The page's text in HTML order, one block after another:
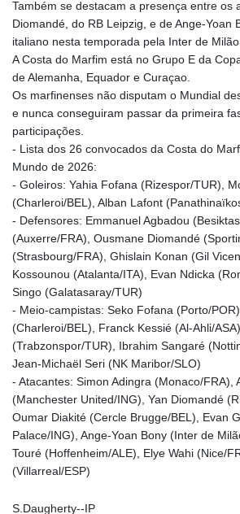
Também se destacam a presença entre os
Diomandé, do RB Leipzig, e de Ange-Yoan
italiano nesta temporada pela Inter de
A Costa do Marfim está no Grupo E da
de Alemanha, Equador e Curaçao.
Os marfinenses não disputam o Mundial
e nunca conseguiram passar da primeira
participações.
- Lista dos 26 convocados da Costa do
Mundo de 2026:
- Goleiros: Yahia Fofana (Rizespor/TUR),
(Charleroi/BEL), Alban Lafont
- Defensores: Emmanuel Agbadou
(Auxerre/FRA), Ousmane Diomandé
(Strasbourg/FRA), Ghislain Konan (Gil
Kossounou (Atalanta/ITA), Evan Ndicka
Singo (Galatasaray/TUR)
- Meio-campistas: Seko Fofana (Porto/
(Charleroi/BEL), Franck Kessié (Al-Ahli/
(Trabzonspor/TUR), Ibrahim Sangaré
Jean-Michaël Seri (NK Maribor/SLO)
- Atacantes: Simon Adingra (Monaco/FRA),
(Manchester United/ING), Yan Diomandé
Oumar Diakité (Cercle Brugge/BEL), Evan
Palace/ING), Ange-Yoan Bony (Inter de
Touré (Hoffenheim/ALE), Elye Wahi (Nice/
(Villarreal/ESP)
S.Daugherty--IP